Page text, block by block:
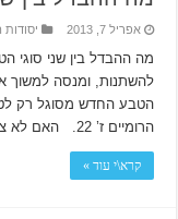
אפריל 7, 2013
מה ההבדל בין שני סוגי
הטבע החדש מסוגל רק
הרומיים ז’ 22. האם לא צריך אדם לחיות חיי קדושה על מנת שיהפוך …
קרא\י עוד »